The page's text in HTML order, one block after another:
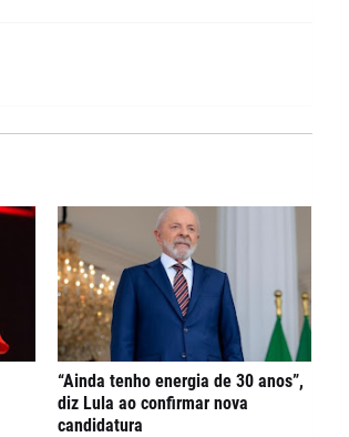
“Ainda tenho energia de 30 anos”,
diz Lula ao confirmar nova
candidatura